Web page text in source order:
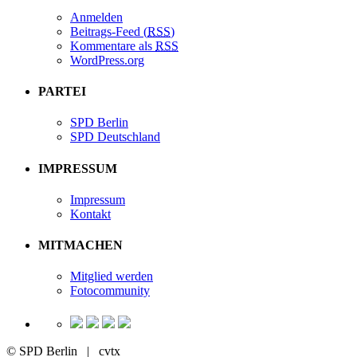
Anmelden
Beitrags-Feed (RSS)
Kommentare als RSS
WordPress.org
PARTEI
SPD Berlin
SPD Deutschland
IMPRESSUM
Impressum
Kontakt
MITMACHEN
Mitglied werden
Fotocommunity
© SPD Berlin | cvtx